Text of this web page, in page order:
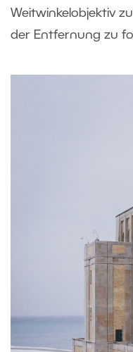
Weitwinkelobjektiv
der Entfernung zu